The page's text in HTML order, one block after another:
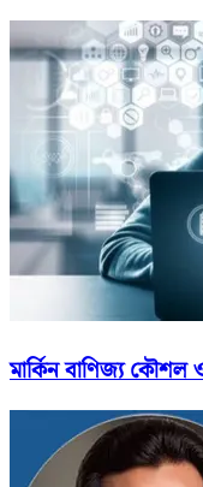
মার্কিন বাণিজ্য কৌশল ও